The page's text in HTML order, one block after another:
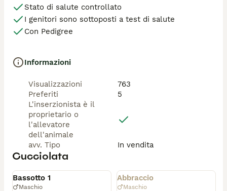
Stato di salute controllato
I genitori sono sottoposti a test di salute
Con Pedigree
Informazioni
Visualizzazioni
763
Preferiti
5
L'inserzionista è il
proprietario o
l'allevatore
dell'animale
avv. Tipo
In vendita
Cucciolata
Bassotto 1
Maschio
Abbraccio
Maschio